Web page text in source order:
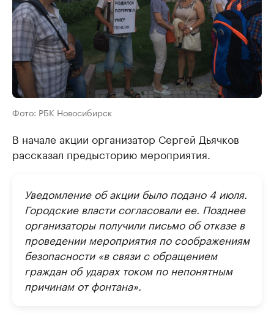
Фото: РБК Новосибирск
В начале акции организатор Сергей Дьячков
рассказал предысторию мероприятия.
Уведомление об акции было подано 4 июля.
Городские власти согласовали ее. Позднее
организаторы получили письмо об отказе в
проведении мероприятия по соображениям
безопасности «в связи с обращением
граждан об ударах током по непонятным
причинам от фонтана».